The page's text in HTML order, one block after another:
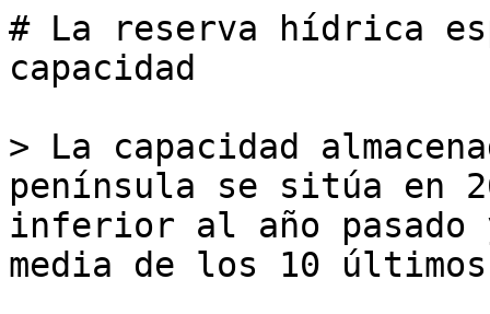
# La reserva hídrica
capacidad
> La capacidad
península se sitúa en
inferior al año pasado
media de los 10